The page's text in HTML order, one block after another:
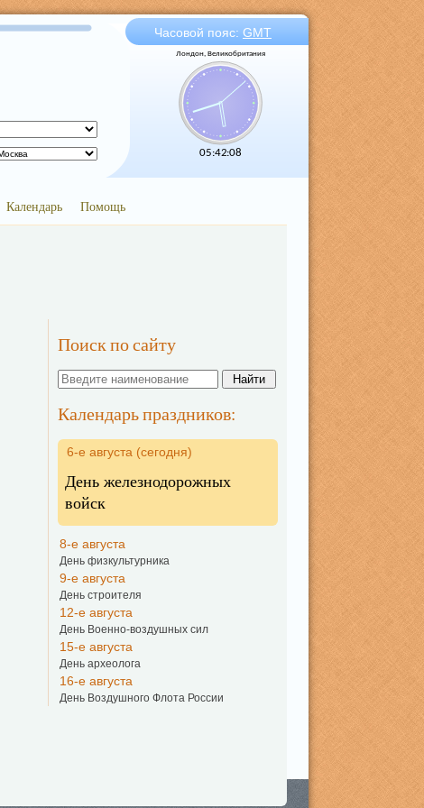
Часовой пояс: GMT
Лондон, Великобритания
05:42:08
Календарь Помощь
Поиск по сайту
Календарь праздников:
6-е августа (сегодня)
День железнодорожных
войск
8-е августа
День физкультурника
9-е августа
День строителя
12-е августа
День Военно-воздушных сил
15-е августа
День археолога
16-е августа
День Воздушного Флота России